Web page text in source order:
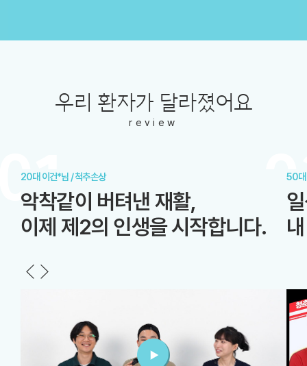
우리 환자가 달라졌어요
review
20대 이건*님 / 척추손상
악착같이 버텨낸 재활,
이제 제2의 인생을 시작합니다.
50대